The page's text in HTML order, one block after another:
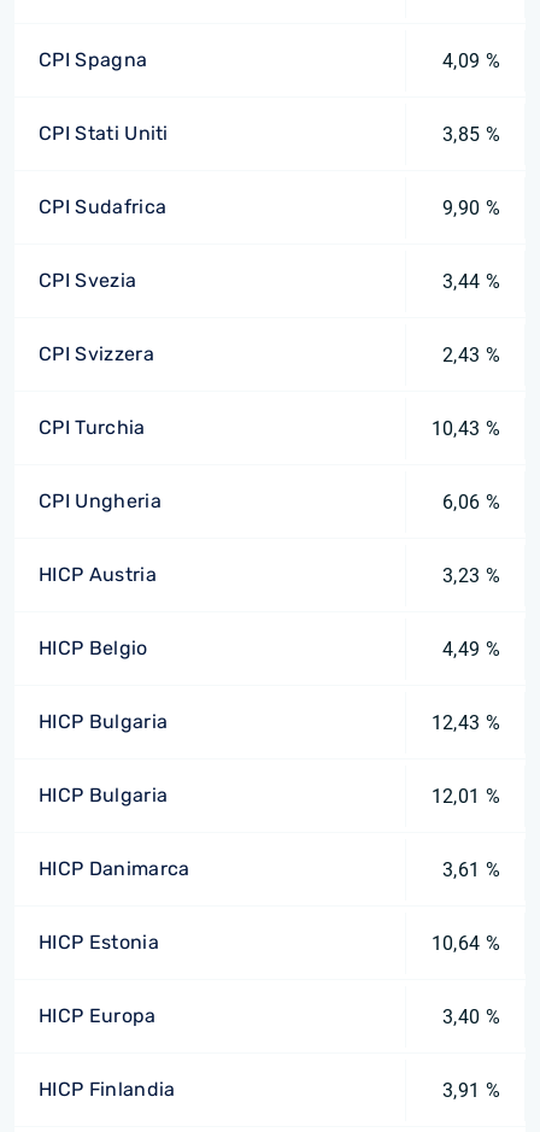
CPI Spagna 4,09 %
CPI Stati Uniti 3,85 %
CPI Sudafrica 9,90 %
CPI Svezia 3,44 %
CPI Svizzera 2,43 %
CPI Turchia 10,43 %
CPI Ungheria 6,06 %
HICP Austria 3,23 %
HICP Belgio 4,49 %
HICP Bulgaria 12,43 %
HICP Bulgaria 12,01 %
HICP Danimarca 3,61 %
HICP Estonia 10,64 %
HICP Europa 3,40 %
HICP Finlandia 3,91 %